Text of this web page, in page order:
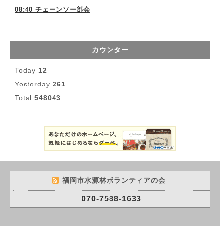
08:40 チェーンソー部会
カウンター
Today 12
Yesterday 261
Total 548043
福岡市水源林ボランティアの会
070-7588-1633